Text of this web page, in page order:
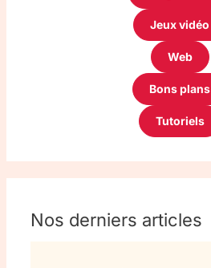
Jeux vidéo
Web
Bons plans
Tutoriels
Nos derniers articles